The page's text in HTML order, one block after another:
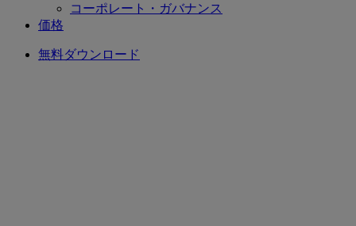
コーポレート・ガバナンス
価格
無料ダウンロード